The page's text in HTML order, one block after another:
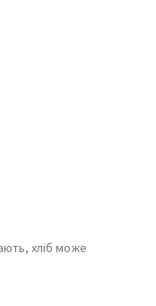
хліб може